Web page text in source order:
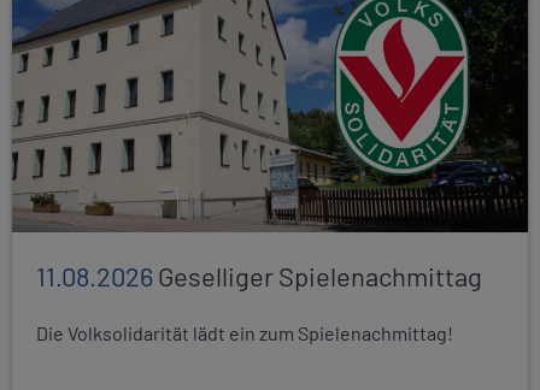
11.08.2026Geselliger Spielenachmittag
Die Volksolidarität lädt ein zum Spielenachmittag!